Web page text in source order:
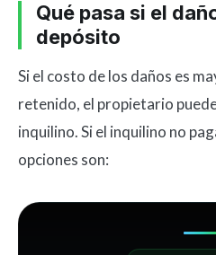
Qué pasa si el
depósito
Si el costo de los daños es
retenido, el propietario
inquilino. Si el inquilino no
opciones son: